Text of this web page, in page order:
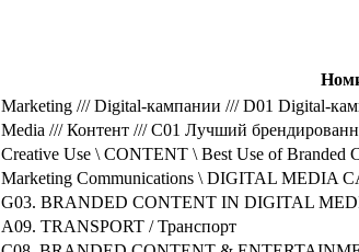
Marketing /// Digital-кампании /// D01 Digital-
Media /// Контент /// C01 Лучший
Creative Use \ CONTENT \ Best Use of Branded
Marketing Communications \ DIGITAL MEDIA
G03. BRANDED CONTENT IN DIGITAL
A09. TRANSPORT / Транспорт